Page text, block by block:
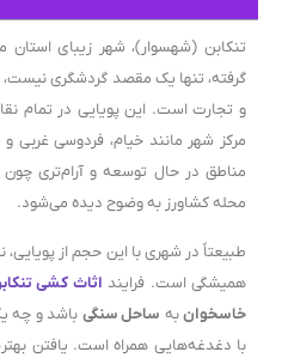
تنکابن (شهسوار)، شهر زیبای استان
گرفته، تنها یک مقصد گردشگری نیست،
و تجارت است. این پویایی در تمام
مرکز شهر مانند خیام، فردوسی غربی و
مناطق در حال توسعه و آرام‌تری چون
محله کشاورز به وضوح دیده می‌شود.
طبیعتاً در شهری با این حجم از
همیشگی است. فرایند اثاث کشی
خاسخوانبه ساحل سنگی باشد و چه
با دغدغه‌هایی همراه است. یافتن